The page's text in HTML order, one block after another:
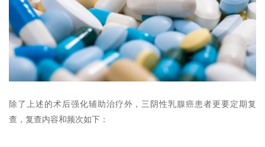
除了上述的术后强化辅助治疗外，三阴性乳腺癌患者更要定期复
查，复查内容和频次如下：